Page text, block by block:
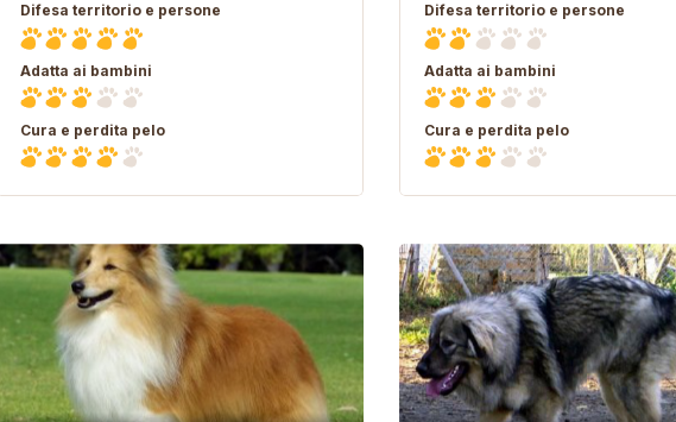
Difesa territorio e persone
Adatta ai bambini
Cura e perdita pelo
Difesa territorio e persone
Adatta ai bambini
Cura e perdita pelo